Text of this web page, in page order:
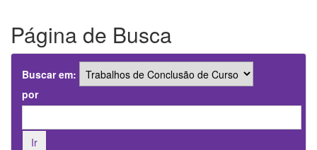
Página de Busca
Buscar em:
por